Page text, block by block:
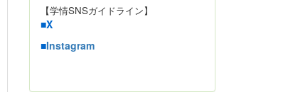
【学情SNSガイドライン】
■X
■Instagram